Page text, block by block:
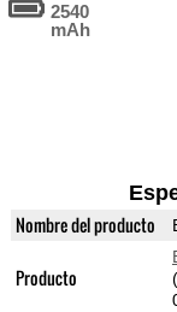
2540
mAh
Nombre del producto
Producto